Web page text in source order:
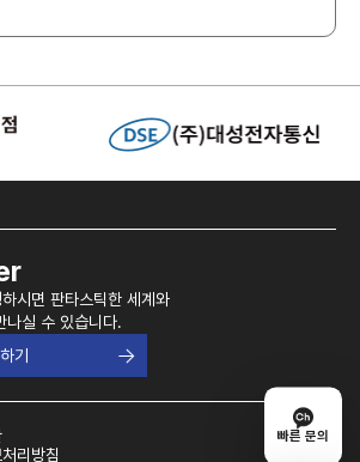
빠른 문의
시면 판타스틱한 세계와
나실 수 있습니다.
기
리방침